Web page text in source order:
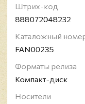
Кудер выступал
группой Taj Mahal,
Кудер
Feat. Также
кинокомпозитор.
электрической
мандолине и
Грэмми, также
Штрих-код
888072048232
Каталожный
FAN00235
Форматы релиза
Компакт-диск
Носители